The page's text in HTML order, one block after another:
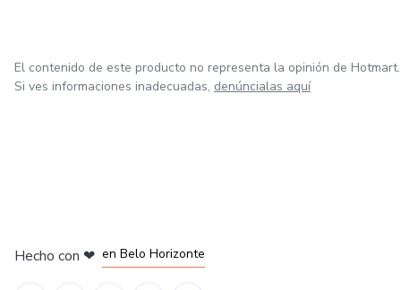
El contenido de este producto no representa la opinión de Hotmart.
Si ves informaciones inadecuadas, denúncialas aquí
Hecho con ❤ en Belo Horizonte